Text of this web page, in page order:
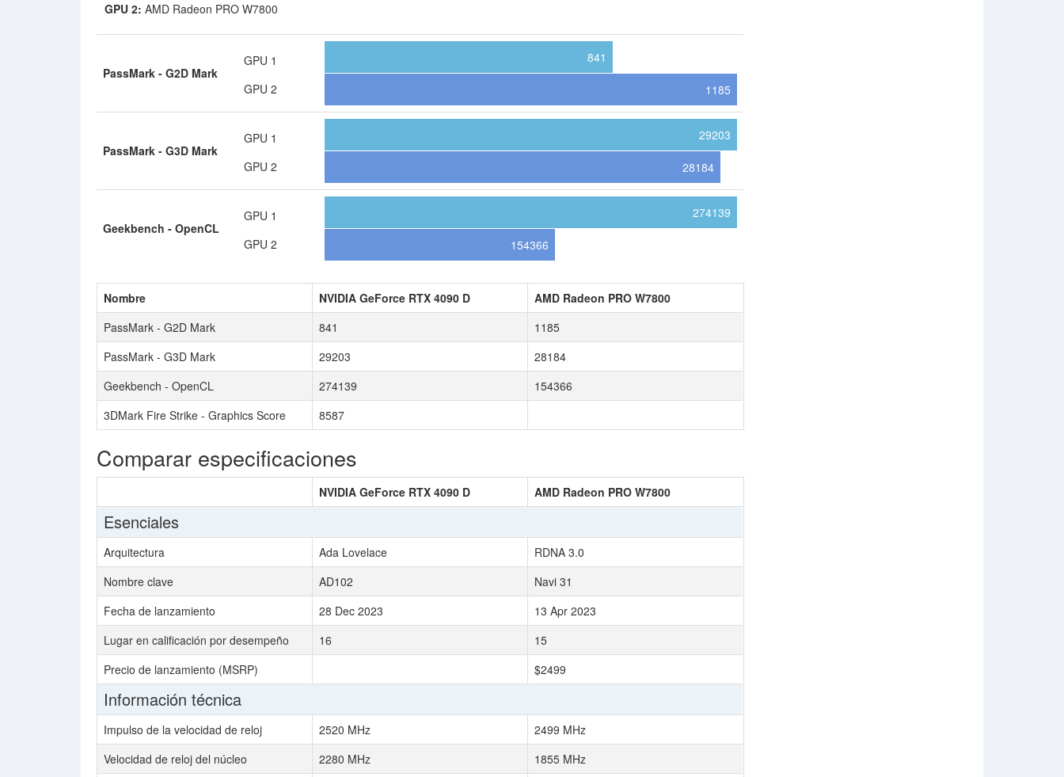
GPU 2: AMD Radeon PRO W7800
PassMark - G2D Mark
GPU 1
GPU 2
841
1185
PassMark - G3D Mark
GPU 1
GPU 2
29203
28184
Geekbench - OpenCL
GPU 1
GPU 2
274139
154366
Nombre NVIDIA GeForce RTX 4090 D
AMD Radeon PRO W7800
PassMark - G2D Mark
841
1185
PassMark - G3D Mark
29203
28184
Geekbench - OpenCL
274139
154366
3DMark Fire Strike - Graphics Score
8587
Comparar especificaciones
NVIDIA GeForce RTX 4090 D AMD Radeon PRO W7800
Esenciales
Arquitectura Ada Lovelace
RDNA 3.0
Nombre clave
AD102
Navi 31
Fecha de lanzamiento
28 Dec 2023
13 Apr 2023
Lugar en calificación por desempeño
16
15
Precio de lanzamiento (MSRP)
$2499
Información técnica
Impulso de la velocidad de reloj 2520 MHz
2499 MHz
Velocidad de reloj del núcleo
2280 MHz 1855 MHz